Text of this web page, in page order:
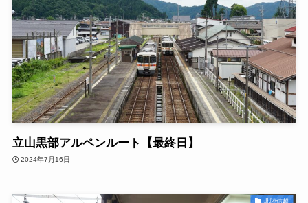
立山黒部アルペンルート【最終日】
2024年7月16日
北陸信越